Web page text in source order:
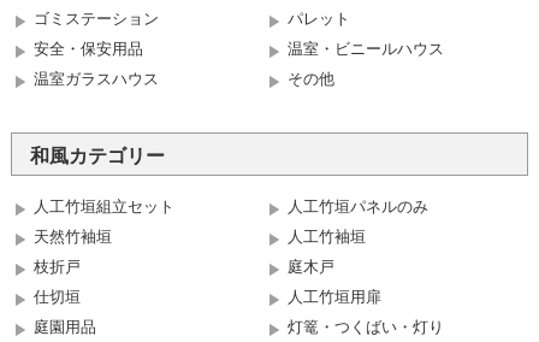
ゴミステーション
パレット
安全・保安用品
温室・ビニールハウス
温室ガラスハウス
その他
和風カテゴリー
人工竹垣組立セット
人工竹垣パネルのみ
天然竹袖垣
人工竹袖垣
枝折戸
庭木戸
仕切垣
人工竹垣用扉
庭園用品
灯篭・つくばい・灯り